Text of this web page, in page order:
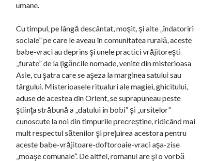
umane.
Cu timpul, pe lângă descântat, moşit, şi alte „îndatoriri
sociale” pe care le aveau în comunitatea rurală, aceste
babe-vraci au deprins şi unele practici vrăjitoreşti
„furate” de la ţigăncile nomade, venite din misterioasa
Asie, cu şatra care se aşeza la marginea satului sau
târgului. Misterioasele ritualuri ale magiei, ghicitului,
aduse de acestea din Orient, se suprapuneau peste
ştiinţa străbună a „datului în bobi” şi „ursitelor”
cunoscute la noi din timpurile precreştine, ridicând mai
mult respectul sătenilor şi preţuirea acestora pentru
aceste babe-vrăjitoare-doftoroaie-vraci aşa-zise
„moaşe comunale”. De altfel, romanul are şi o vorbă